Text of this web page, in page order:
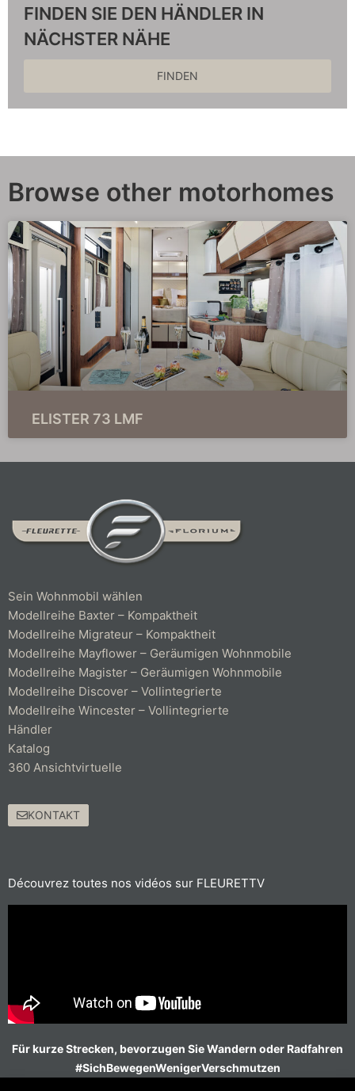
FINDEN SIE DEN HÄNDLER IN
NÄCHSTER NÄHE
FINDEN
Browse other motorhomes
ELISTER 73 LMF
Sein Wohnmobil wählen
Modellreihe Baxter – Kompaktheit
Modellreihe Migrateur – Kompaktheit
Modellreihe Mayflower – Geräumigen Wohnmobile
Modellreihe Magister – Geräumigen Wohnmobile
Modellreihe Discover – Vollintegrierte
Modellreihe Wincester – Vollintegrierte
Händler
Katalog
360 Ansichtvirtuelle
KONTAKT
Découvrez toutes nos vidéos sur FLEURETTV
Für kurze Strecken, bevorzugen Sie Wandern oder Radfahren
#SichBewegenWenigerVerschmutzen